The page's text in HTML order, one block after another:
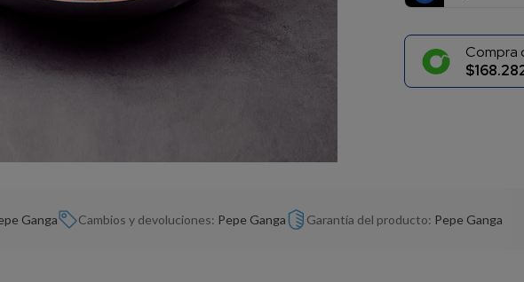
Compra
Ganga Cambios y devoluciones: Pepe Ganga Garantía del producto: Pepe Ganga